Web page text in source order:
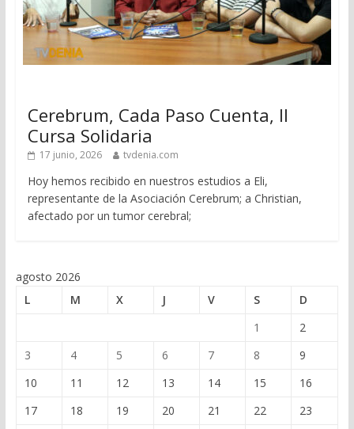
Cerebrum, Cada Paso Cuenta, II
Cursa Solidaria
17 junio, 2026 tvdenia.com
Hoy hemos recibido en nuestros estudios a Eli,
representante de la Asociación Cerebrum; a Christian,
afectado por un tumor cerebral;
agosto 2026
L
M X J V S
D
1
2
3
4 5 6 7 8
9
10
11 12 13 14 15
16
17
18 19 20 21 22
23